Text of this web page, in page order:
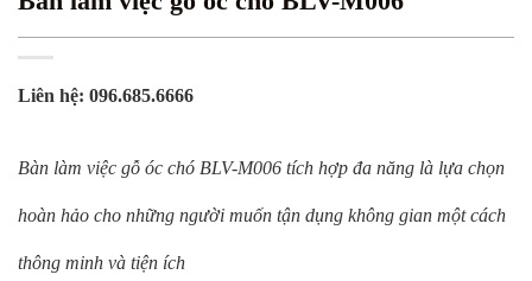
Liên hệ: 096.685.6666
Bàn làm việc gỗ óc chó BLV-M006 tích hợp đa năng là lựa chọn
hoàn hảo cho những người muốn tận dụng không gian một cách
thông minh và tiện ích